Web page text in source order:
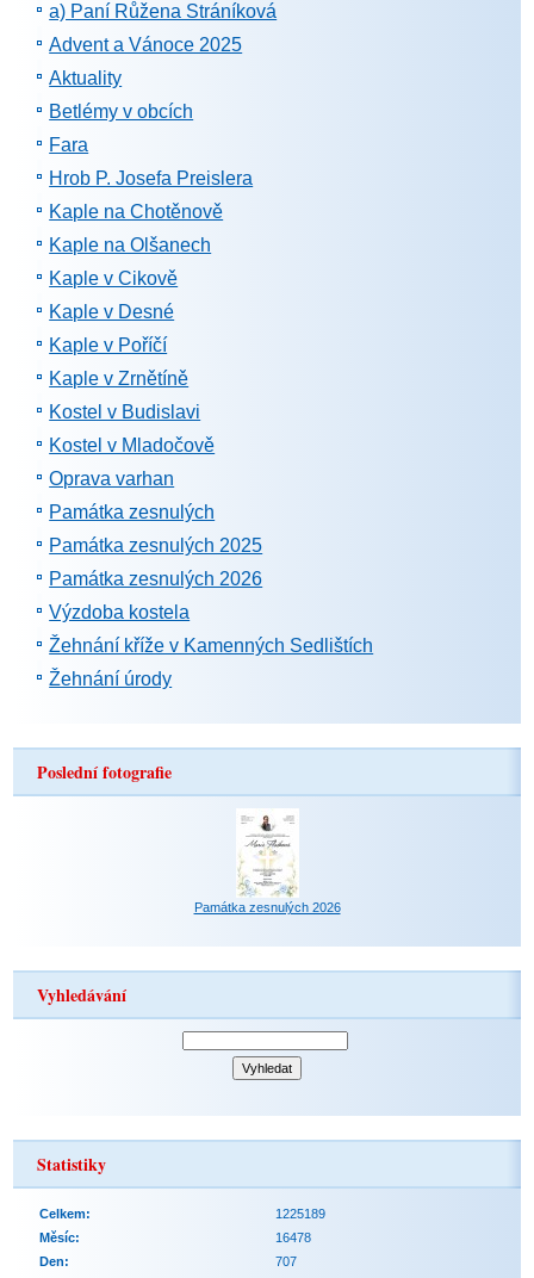
a) Paní Růžena Stráníková
Advent a Vánoce 2025
Aktuality
Betlémy v obcích
Fara
Hrob P. Josefa Preislera
Kaple na Chotěnově
Kaple na Olšanech
Kaple v Cikově
Kaple v Desné
Kaple v Poříčí
Kaple v Zrnětíně
Kostel v Budislavi
Kostel v Mladočově
Oprava varhan
Památka zesnulých
Památka zesnulých 2025
Památka zesnulých 2026
Výzdoba kostela
Žehnání kříže v Kamenných Sedlištích
Žehnání úrody
Poslední fotografie
Památka zesnulých 2026
Vyhledávání
Statistiky
Celkem:
1225189
Měsíc:
16478
Den:
707